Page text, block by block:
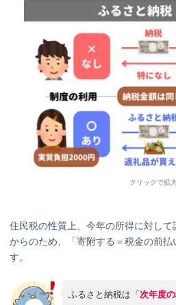
クリックで拡
住民税の性質上、今年の所得に対して
からのため、「寄附する＝税金の前払
す。
ふるさと納税は「次年度